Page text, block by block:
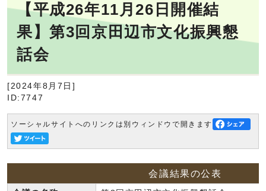
【平成26年11月26日開催結
果】第3回京田辺市文化振興懇
話会
[2024年8月7日]
ID:7747
ソーシャルサイトへのリンクは別ウィンドウで開きます
会議結果の公表